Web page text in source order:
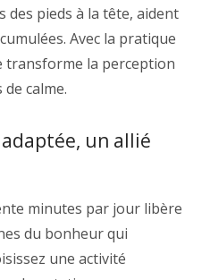
des pieds à la tête, aident
Avec la pratique
transforme la perception
calme.
un allié
minutes par jour libère
du bonheur qui
une activité